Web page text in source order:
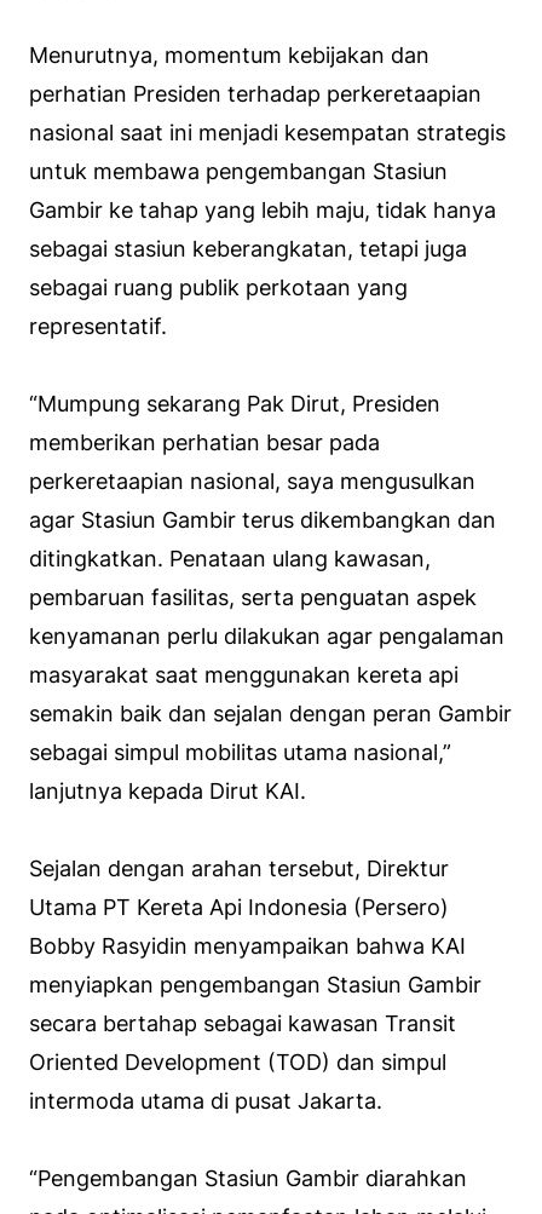
Menurutnya, momentum kebijakan dan
perhatian Presiden terhadap perkeretaapian
nasional saat ini menjadi kesempatan strategis
untuk membawa pengembangan Stasiun
Gambir ke tahap yang lebih maju, tidak hanya
sebagai stasiun keberangkatan, tetapi juga
sebagai ruang publik perkotaan yang
representatif.
“Mumpung sekarang Pak Dirut, Presiden
memberikan perhatian besar pada
perkeretaapian nasional, saya mengusulkan
agar Stasiun Gambir terus dikembangkan dan
ditingkatkan. Penataan ulang kawasan,
pembaruan fasilitas, serta penguatan aspek
kenyamanan perlu dilakukan agar pengalaman
masyarakat saat menggunakan kereta api
semakin baik dan sejalan dengan peran Gambir
sebagai simpul mobilitas utama nasional,”
lanjutnya kepada Dirut KAI.
Sejalan dengan arahan tersebut, Direktur
Utama PT Kereta Api Indonesia (Persero)
Bobby Rasyidin menyampaikan bahwa KAI
menyiapkan pengembangan Stasiun Gambir
secara bertahap sebagai kawasan Transit
Oriented Development (TOD) dan simpul
intermoda utama di pusat Jakarta.
“Pengembangan Stasiun Gambir diarahkan